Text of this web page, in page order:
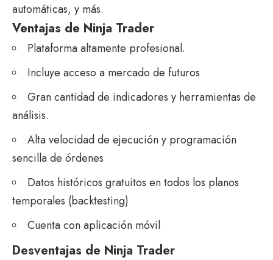
automáticas, y más.
Ventajas de Ninja Trader
Plataforma altamente profesional.
Incluye acceso a mercado de futuros
Gran cantidad de indicadores y herramientas de
análisis.
Alta velocidad de ejecución y programación
sencilla de órdenes
Datos históricos gratuitos en todos los planos
temporales (backtesting)
Cuenta con aplicación móvil
Desventajas de Ninja Trader